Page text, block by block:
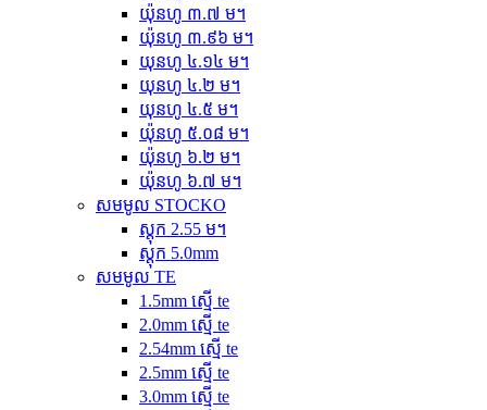
យ៉ុនហូ ៣.៧ ម។
យ៉ុនហូ ៣.៩៦ ម។
យុនហូ ៤.១៤ ម។
យុនហូ ៤.២ ម។
យុនហូ ៤.៥ ម។
យ៉ុនហូ ៥.០៨ ម។
យ៉ុនហូ ៦.២ ម។
យ៉ុនហូ ៦.៧ ម។
សមមូល STOCKO
ស្តុក 2.55 ម។
ស្តុក 5.0mm
សមមូល TE
1.5mm ស្មើ te
2.0mm ស្មើ te
2.54mm ស្មើ te
2.5mm ស្មើ te
3.0mm ស្មើ te